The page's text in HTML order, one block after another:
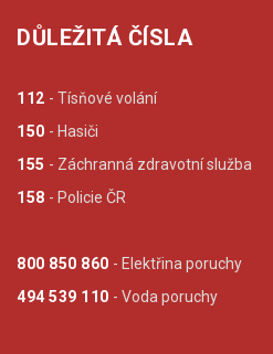
DŮLEŽITÁ ČÍSLA
112 - Tísňové volání
150 - Hasiči
155 - Záchranná zdravotní služba
158 - Policie ČR
800 850 860 - Elektřina poruchy
494 539 110 - Voda poruchy